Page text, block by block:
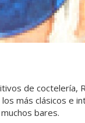
de coctelería,
más clásicos e
bares.